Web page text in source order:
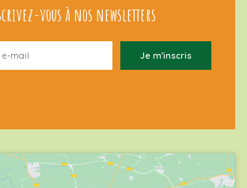
vous à nos newsletters